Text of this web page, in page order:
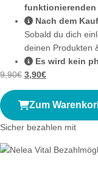
Nach dem
Sobald du dich
deinen Produkten
Es wird kein
9,90€ 3,90€
Zum
Sicher bezahlen mit